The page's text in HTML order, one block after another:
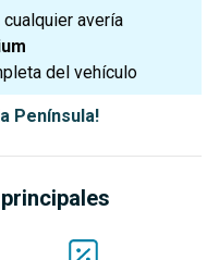
avería
del vehículo
Península!